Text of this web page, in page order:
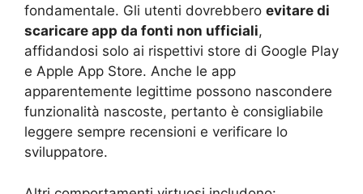
fondamentale. Gli utenti dovrebbero evitare di
scaricare app da fonti non ufficiali,
affidandosi solo ai rispettivi store di Google Play
e Apple App Store. Anche le app
apparentemente legittime possono nascondere
funzionalità nascoste, pertanto è consigliabile
leggere sempre recensioni e verificare lo
sviluppatore.